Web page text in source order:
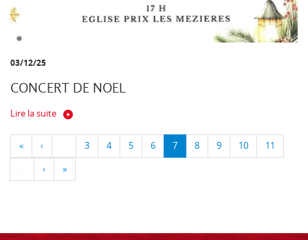
03/12/25
CONCERT DE NOEL
Lire la suite
« ‹ … 3 4 5 6 7 8 9 10 11
… › »